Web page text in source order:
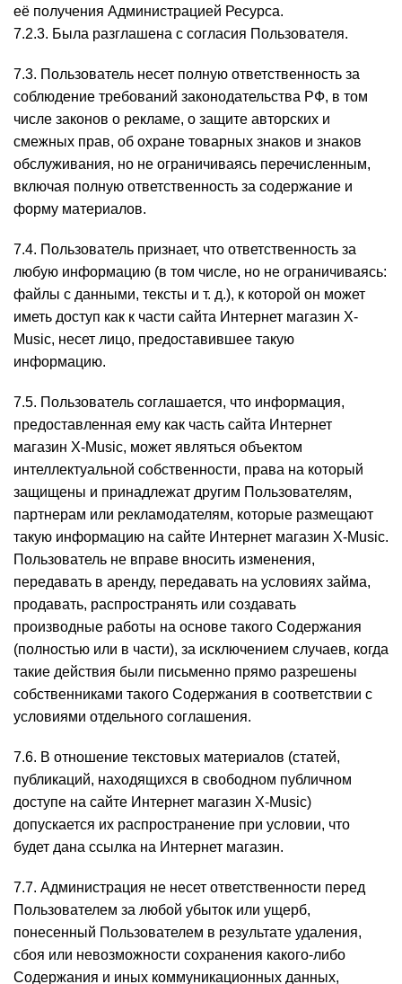
её получения Администрацией Ресурса.
7.2.3. Была разглашена с согласия Пользователя.
7.3. Пользователь несет полную ответственность за
соблюдение требований законодательства РФ, в том
числе законов о рекламе, о защите авторских и
смежных прав, об охране товарных знаков и знаков
обслуживания, но не ограничиваясь перечисленным,
включая полную ответственность за содержание и
форму материалов.
7.4. Пользователь признает, что ответственность за
любую информацию (в том числе, но не ограничиваясь:
файлы с данными, тексты и т. д.), к которой он может
иметь доступ как к части сайта Интернет магазин X-
Music, несет лицо, предоставившее такую
информацию.
7.5. Пользователь соглашается, что информация,
предоставленная ему как часть сайта Интернет
магазин X-Music, может являться объектом
интеллектуальной собственности, права на который
защищены и принадлежат другим Пользователям,
партнерам или рекламодателям, которые размещают
такую информацию на сайте Интернет магазин X-Music.
Пользователь не вправе вносить изменения,
передавать в аренду, передавать на условиях займа,
продавать, распространять или создавать
производные работы на основе такого Содержания
(полностью или в части), за исключением случаев, когда
такие действия были письменно прямо разрешены
собственниками такого Содержания в соответствии с
условиями отдельного соглашения.
7.6. В отношение текстовых материалов (статей,
публикаций, находящихся в свободном публичном
доступе на сайте Интернет магазин X-Music)
допускается их распространение при условии, что
будет дана ссылка на Интернет магазин.
7.7. Администрация не несет ответственности перед
Пользователем за любой убыток или ущерб,
понесенный Пользователем в результате удаления,
сбоя или невозможности сохранения какого-либо
Содержания и иных коммуникационных данных,